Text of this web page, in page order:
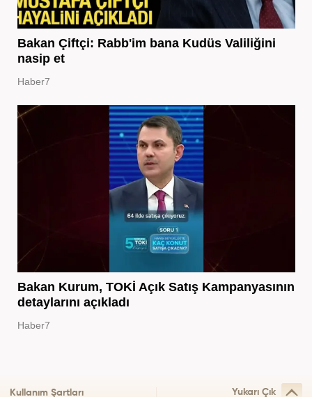
Bakan Çiftçi: Rabb'im bana Kudüs Valiliğini
nasip et
Haber7
Bakan Kurum, TOKİ Açık Satış Kampanyasının
detaylarını açıkladı
Haber7
Kullanım Şartları Yukarı Çık